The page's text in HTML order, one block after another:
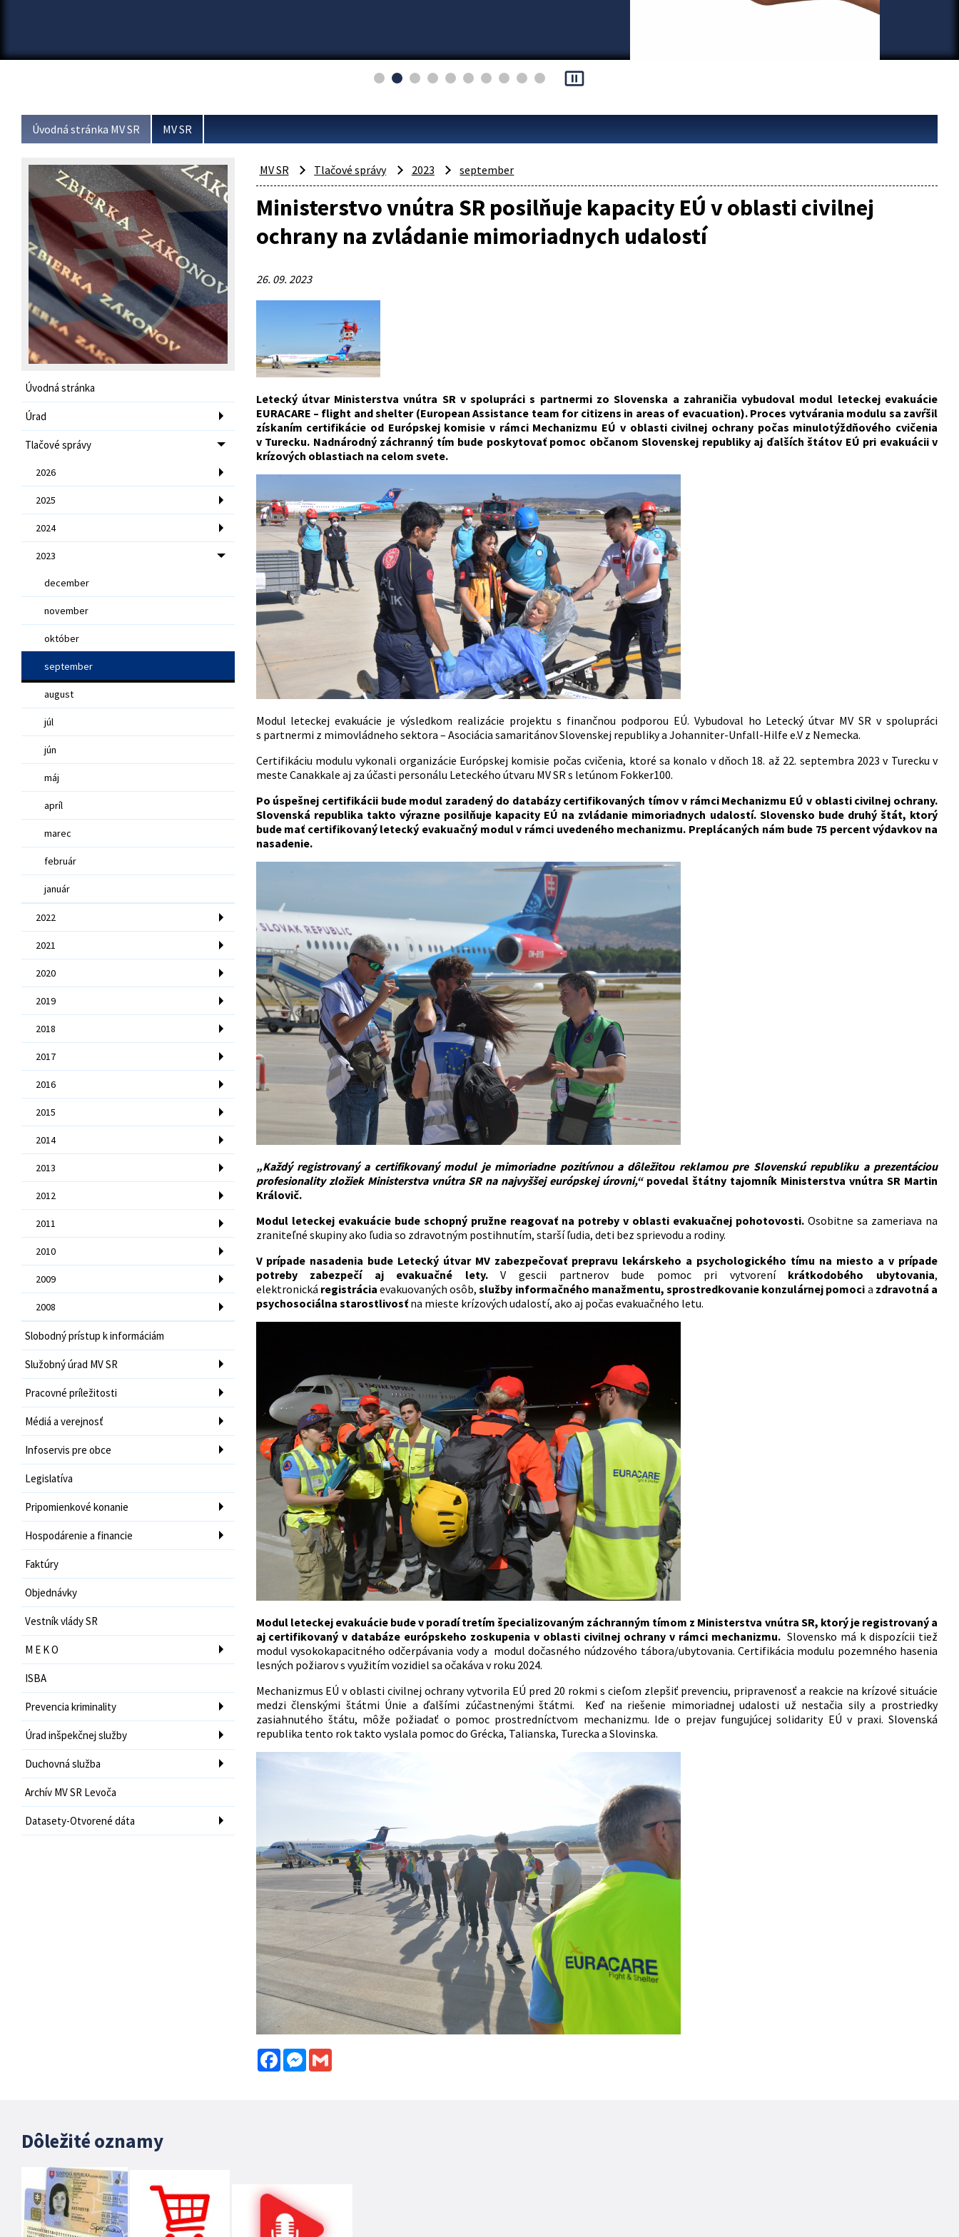
pause_presentation
Úvodná stránka MV SR MV SR
Úvodná stránka
Úrad
Tlačové správy
2026
2025
2024
2023
december
november
október
september
august
júl
jún
máj
apríl
marec
február
január
2022
2021
2020
2019
2018
2017
2016
2015
2014
2013
2012
2011
2010
2009
2008
Slobodný prístup k informáciám
Služobný úrad MV SR
Pracovné príležitosti
Médiá a verejnosť
Infoservis pre obce
Legislatíva
Pripomienkové konanie
Hospodárenie a financie
Faktúry
Objednávky
Vestník vlády SR
M E K O
ISBA
Prevencia kriminality
Úrad inšpekčnej služby
Duchovná služba
Archív MV SR Levoča
Datasety-Otvorené dáta
MV SR Tlačové správy 2023 september
Ministerstvo vnútra SR posilňuje kapacity EÚ v oblasti civilnej
ochrany na zvládanie mimoriadnych udalostí
26. 09. 2023
Letecký útvar Ministerstva vnútra SR v spolupráci s partnermi zo Slovenska a zahraničia vybudoval modul leteckej evakuácie
EURACARE – flight and shelter (European Assistance team for citizens in areas of evacuation). Proces vytvárania modulu sa zavŕšil
získaním certifikácie od Európskej komisie v rámci Mechanizmu EÚ v oblasti civilnej ochrany počas minulotýždňového cvičenia
v Turecku. Nadnárodný záchranný tím bude poskytovať pomoc občanom Slovenskej republiky aj ďalších štátov EÚ pri evakuácii v
krízových oblastiach na celom svete.
Modul leteckej evakuácie je výsledkom realizácie projektu s finančnou podporou EÚ. Vybudoval ho Letecký útvar MV SR v spolupráci
s partnermi z mimovládneho sektora – Asociácia samaritánov Slovenskej republiky a Johanniter-Unfall-Hilfe e.V z Nemecka.
Certifikáciu modulu vykonali organizácie Európskej komisie počas cvičenia, ktoré sa konalo v dňoch 18. až 22. septembra 2023 v Turecku v
meste Canakkale aj za účasti personálu Leteckého útvaru MV SR s letúnom Fokker100.
Po úspešnej certifikácii bude modul zaradený do databázy certifikovaných tímov v rámci Mechanizmu EÚ v oblasti civilnej ochrany.
Slovenská republika takto výrazne posilňuje kapacity EÚ na zvládanie mimoriadnych udalostí. Slovensko bude druhý štát, ktorý
bude mať certifikovaný letecký evakuačný modul v rámci uvedeného mechanizmu. Preplácaných nám bude 75 percent výdavkov na
nasadenie.
„Každý registrovaný a certifikovaný modul je mimoriadne pozitívnou a dôležitou reklamou pre Slovenskú republiku a prezentáciou
profesionality zložiek Ministerstva vnútra SR na najvyššej európskej úrovni,“povedal štátny tajomník Ministerstva vnútra SR Martin
Královič.
Modul leteckej evakuácie bude schopný pružne reagovať na potreby v oblasti evakuačnej pohotovosti. Osobitne sa zameriava na
zraniteľné skupiny ako ľudia so zdravotným postihnutím, starší ľudia, deti bez sprievodu a rodiny.
V prípade nasadenia bude Letecký útvar MV zabezpečovať prepravu lekárskeho a psychologického tímu na miesto a v prípade
potreby zabezpečí aj evakuačné lety.V gescii partnerov bude pomoc pri vytvorení krátkodobého ubytovania,
elektronická registrácia evakuovaných osôb,služby informačného manažmentu, sprostredkovanie konzulárnej pomoci a zdravotná a
psychosociálna starostlivosť na mieste krízových udalostí, ako aj počas evakuačného letu.
Modul leteckej evakuácie bude v poradí tretím špecializovaným záchranným tímom z Ministerstva vnútra SR, ktorý je registrovaný a
aj certifikovaný v databáze európskeho zoskupenia v oblasti civilnej ochrany v rámci mechanizmu.Slovensko má k dispozícii tiež
modul vysokokapacitného odčerpávania vody a modul dočasného núdzového tábora/ubytovania. Certifikácia modulu pozemného hasenia
lesných požiarov s využitím vozidiel sa očakáva v roku 2024.
Mechanizmus EÚ v oblasti civilnej ochrany vytvorila EÚ pred 20 rokmi s cieľom zlepšiť prevenciu, pripravenosť a reakcie na krízové situácie
medzi členskými štátmi Únie a ďalšími zúčastnenými štátmi. Keď na riešenie mimoriadnej udalosti už nestačia sily a prostriedky
zasiahnutého štátu, môže požiadať o pomoc prostredníctvom mechanizmu. Ide o prejav fungujúcej solidarity EÚ v praxi. Slovenská
republika tento rok takto vyslala pomoc do Grécka, Talianska, Turecka a Slovinska.
FacebookMessenger
Gmail
Dôležité oznamy